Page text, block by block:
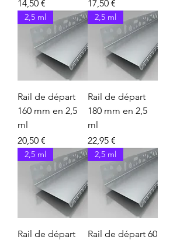
Prix
14,50 €
Prix
17,50 €
2,5 ml
Rail de départ
160 mm en 2,5
ml
Prix
20,50 €
2,5 ml
Rail de départ
180 mm en 2,5
ml
Prix
22,95 €
2,5 ml
Rail de départ
2,5 ml
Rail de départ 60